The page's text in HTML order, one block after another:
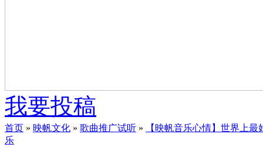
我要投稿
首页 » 映帆文化 » 歌曲推广试听 »
【映帆音乐心情】世界上
乐